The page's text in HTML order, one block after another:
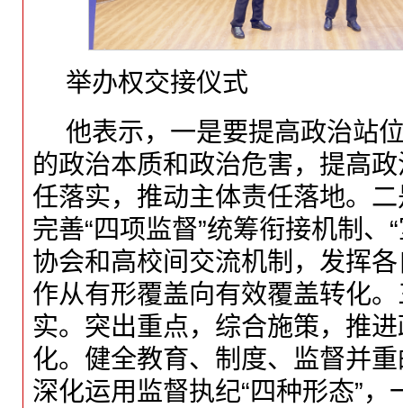
举办权交接仪式
他表示，一是要提高政治站
的政治本质和政治危害，提高
任落实，推动主体责任落地。
完善“四项监督”统筹衔接机制、
协会和高校间交流机制，发挥
作从有形覆盖向有效覆盖转化
实。突出重点，综合施策，推
化。健全教育、制度、监督并
深化运用监督执纪“四种形态”，